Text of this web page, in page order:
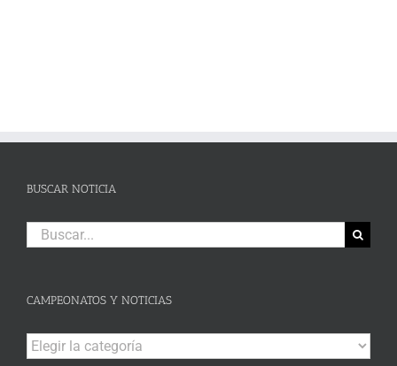
BUSCAR NOTICIA
Buscar:
CAMPEONATOS Y NOTICIAS
Campeonatos
y